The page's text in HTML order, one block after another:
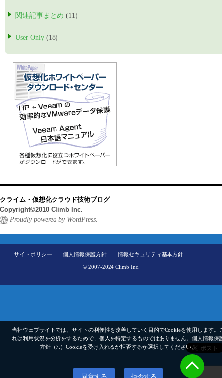
関連記事まとめ (11)
User Only (18)
クライム・仮想化クラウド技術ブログ
Copyright©2010 Climb Inc.
Proudly powered by WordPress.
サイトポリシー 個人情報保護方針 情報セキュリティ基本方針
© 2007-2024 Climb Inc.
当社ウェブサイトでは、サイトの利便性を改善していく目的でCookieを使用します。
れは利用状況を分析をするためで、個人を特定するものではありません。 個人情報保
方針（7.） Cookieを受け入れるか拒否するか選択してください。
同意する 拒否する